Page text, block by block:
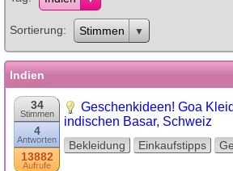
Sortierung Stimmen
Indien
34
Stimmen
4
Antworten
13882
Aufrufe
Geschenkideen! Goa
indischen Basar, Schweiz
Bekleidung Einkaufstipps